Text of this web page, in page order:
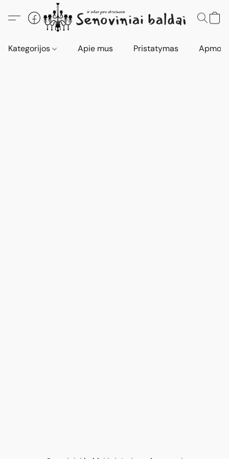
Kategorijos Apie mus Pristatymas